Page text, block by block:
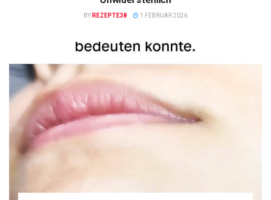
BY REZEPTE38 1 FEBRUAR 2026